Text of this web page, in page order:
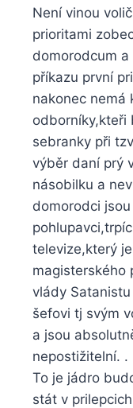
Není vinou
prioritami
domorodcum a
příkazu první
nakonec nemá
odborníky,kteři
sebranky při
výběr daní prý
násobilku a
domorodci
televize,který
magisterského
vlády
šefovi tj svým
a jsou
nepostižitelní. .
To je jádro
stát v